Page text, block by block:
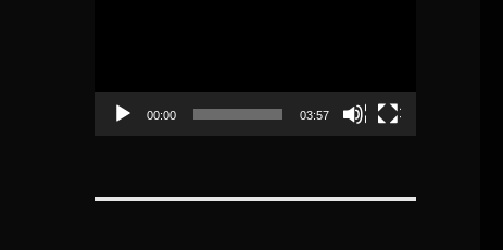
00:00 03:57